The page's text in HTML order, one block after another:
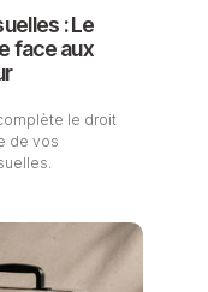
: Le
face aux
le droit
de vos